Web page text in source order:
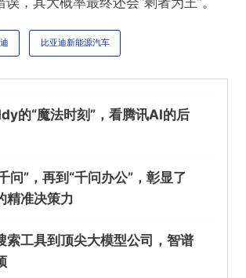
比亚迪新能源汽车
的“魔法时刻”，看腾讯AI的后
问”，再到“千问办公”，彰显了
精准决策力
索工具到顶尖大模型公司，智谱